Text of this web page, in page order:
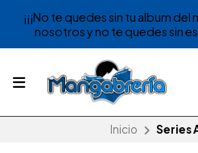
¡¡¡No te quedes sin tu album
nosotros y no te quedes sin
Inicio Series